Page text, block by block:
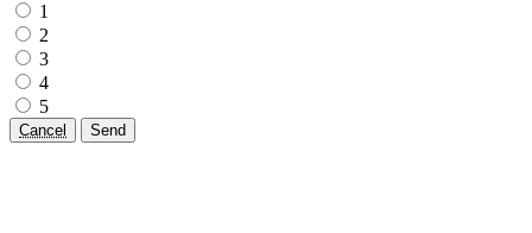
1
2
3
4
5
Cancel Send